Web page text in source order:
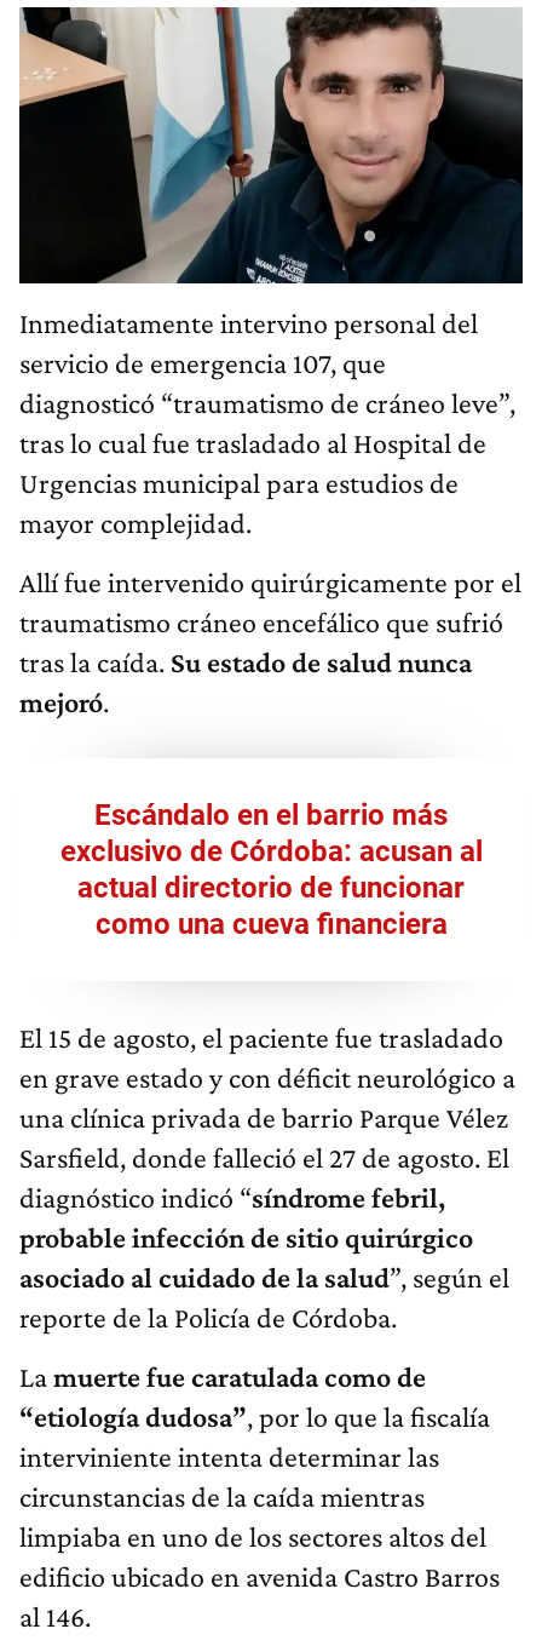
Inmediatamente intervino personal del
servicio de emergencia 107, que
diagnosticó “traumatismo de cráneo leve”,
tras lo cual fue trasladado al Hospital de
Urgencias municipal para estudios de
mayor complejidad.
Allí fue intervenido quirúrgicamente por el
traumatismo cráneo encefálico que sufrió
tras la caída. Su estado de salud nunca
mejoró.
Escándalo en el barrio más
exclusivo de Córdoba: acusan al
actual directorio de funcionar
como una cueva financiera
El 15 de agosto, el paciente fue trasladado
en grave estado y con déficit neurológico a
una clínica privada de barrio Parque Vélez
Sarsfield, donde falleció el 27 de agosto. El
diagnóstico indicó “síndrome febril,
probable infección de sitio quirúrgico
asociado al cuidado de la salud”, según el
reporte de la Policía de Córdoba.
Lamuerte fue caratulada como de
“etiología dudosa”, por lo que la fiscalía
interviniente intenta determinar las
circunstancias de la caída mientras
limpiaba en uno de los sectores altos del
edificio ubicado en avenida Castro Barros
al 146.